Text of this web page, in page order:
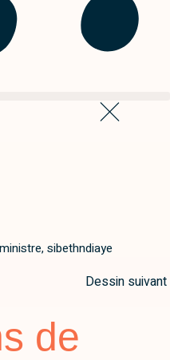
,sibethndiaye
Dessin suivant
de